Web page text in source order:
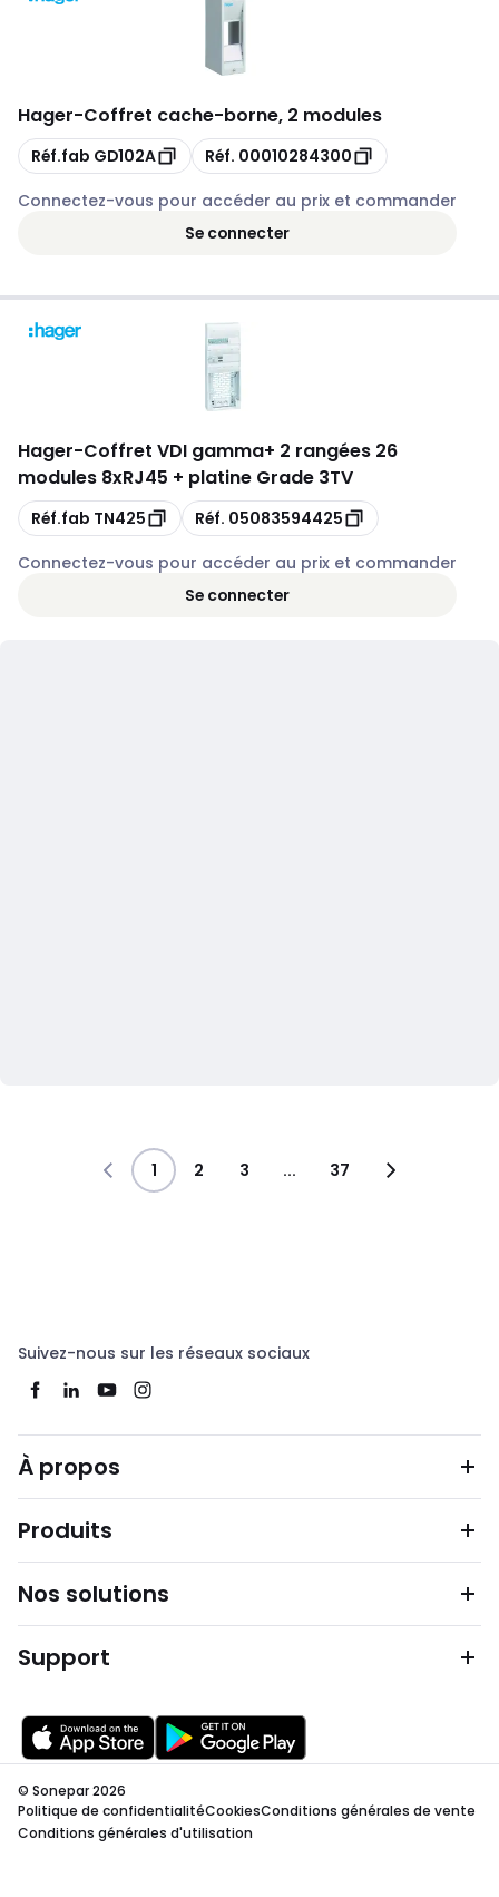
Hager-Coffret cache-borne, 2 modules
Copie
Réf.fab GD102A Copie
Réf. 00010284300
Connectez-vous pour accéder au prix et commander
Se connecter
Hager-Coffret VDI gamma+ 2 rangées 26
modules 8xRJ45 + platine Grade 3TV
Copie
Réf.fab TN425 Copie
Réf. 05083594425
Connectez-vous pour accéder au prix et commander
Se connecter
1 2 3 ... 37
Suivez-nous sur les réseaux sociaux
À propos
Produits
Nos solutions
Support
© Sonepar 2026
Politique de confidentialitéCookiesConditions générales de vente
Conditions générales d'utilisation